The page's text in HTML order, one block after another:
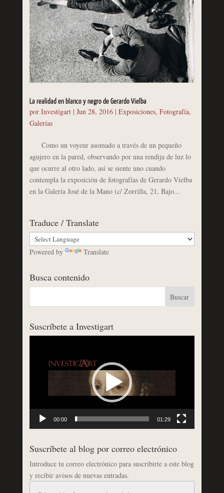
La realidad en blanco y negro de Gerardo Vielba
por Investigart| Jun 28, 2016| Exposiciones, Fotografía,
Galerías
Como un voyeur asomado a través de un pequeño
agujero en la pared, observando por una rendija de luz lo
que ocurre al otro lado, así se siente uno cuando
contempla la exposición de fotografías de Gerardo Vielba
en la Galería José de la Mano (c/ Zorrilla, 21, Bajo...
Traduce / Translate
Powered by Translate
Busca contenido
Suscríbete a Investigart
00:00 01:29
Suscríbete al blog por correo electrónico
Introduce tu correo electrónico para suscribirte a este blog
y recibir avisos de nuevas entradas.